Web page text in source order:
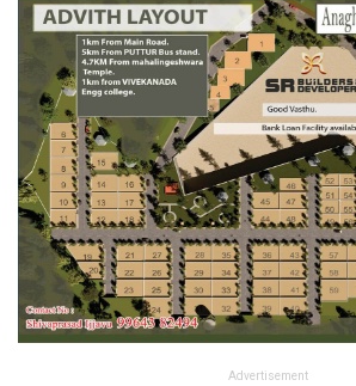
Advertisement